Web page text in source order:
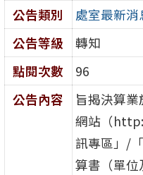
公告類別
處室最新消
公告等級
轉知
點閱次數
96
公告內容
旨揭決算
網站（
訊專區」/
算書（單位